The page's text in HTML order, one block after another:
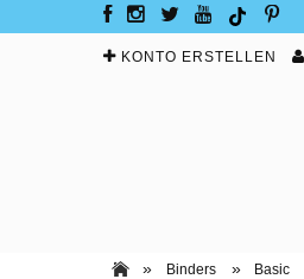
KONTO ERSTELLEN
» Binders » Basic